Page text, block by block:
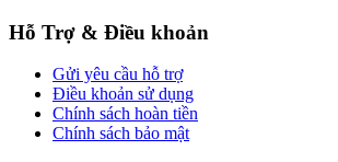
Hỗ Trợ & Điều khoản
Gửi yêu cầu hỗ trợ
Điều khoản sử dụng
Chính sách hoàn tiền
Chính sách bảo mật